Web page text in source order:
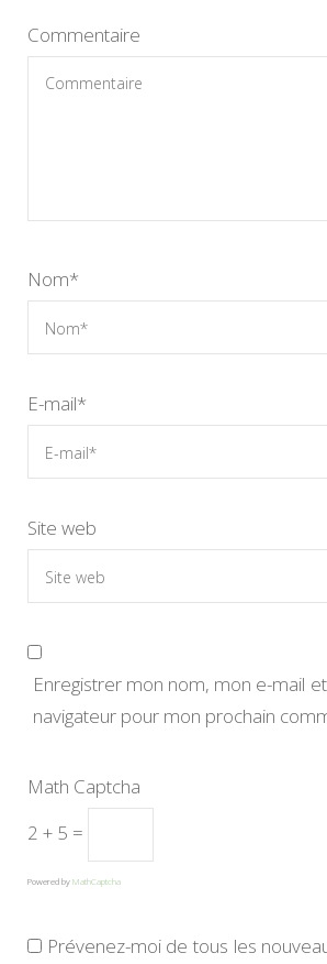
Commentaire
Nom*
E-mail*
Site web
Enregistrer mon nom, mon e-mail
navigateur pour mon prochain
Math Captcha
2 + 5 =
Powered byMathCaptcha
Prévenez-moi de tous les